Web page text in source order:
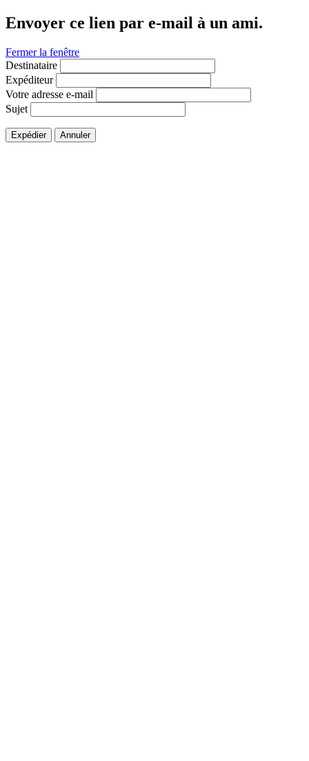
Envoyer ce lien par e-mail à un ami.
Fermer la fenêtre
Destinataire
Expéditeur
Votre adresse e-mail
Sujet
Expédier Annuler